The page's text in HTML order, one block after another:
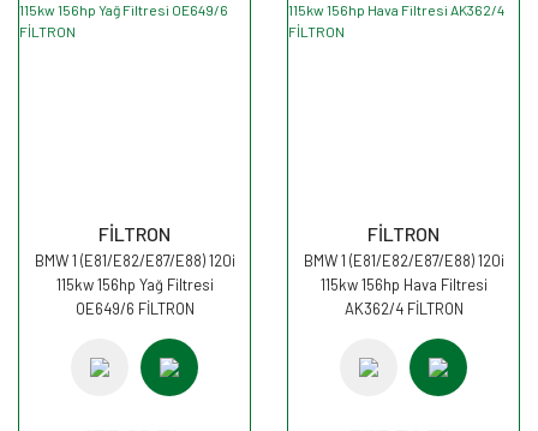
FİLTRON
BMW 1 (E81/E82/E87/E88) 120i
115kw 156hp Yağ Filtresi
OE649/6 FİLTRON
FİLTRON
BMW 1 (E81/E82/E87/E88) 120i
115kw 156hp Hava Filtresi
AK362/4 FİLTRON